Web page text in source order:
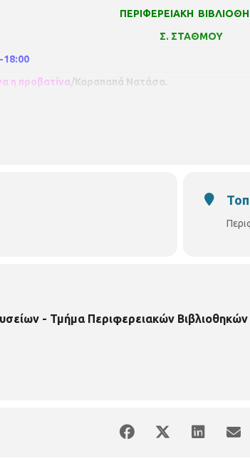
ΠΕΡΙΦΕΡΕΙΑΚΗ
Σ. ΣΤΑΘΜΟΥ
18:00
η προβατίνα/Καραπαπά Νατάσα.
φαντασίας τους.
ο Αράπης
τη
- Τμήμα Περιφερειακών Βιβλιοθηκών